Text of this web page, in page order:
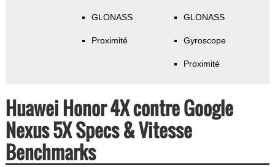
GLONASS
Proximité
GLONASS
Gyroscope
Proximité
Huawei Honor 4X contre Google
Nexus 5X Specs & Vitesse
Benchmarks